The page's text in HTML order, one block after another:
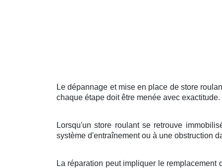
Le dépannage et mise en place de store
chaque étape doit être menée avec exactitude.
Lorsqu'un store roulant se retrouve
système d'entraînement ou à une obstruction
La réparation peut impliquer le